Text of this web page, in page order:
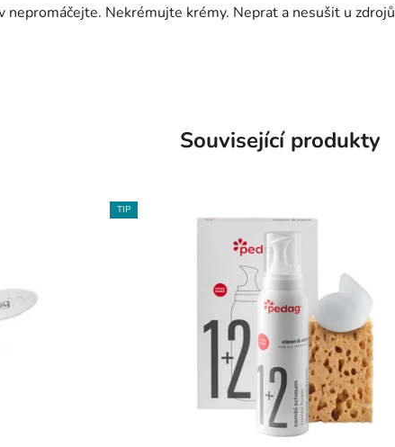
nepromáčejte. Nekrémujte krémy. Neprat a nesušit u zdrojů
Související produkty
TIP